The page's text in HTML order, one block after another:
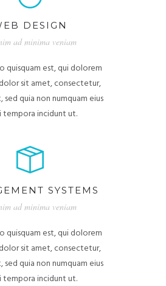
DESIGN
ad minima veniam
quisquam est, qui dolorem
sit amet, consectetur,
sed quia non numquam eius
tempora incidunt ut.
SYSTEMS
ad minima veniam
quisquam est, qui dolorem
sit amet, consectetur,
sed quia non numquam eius
tempora incidunt ut.